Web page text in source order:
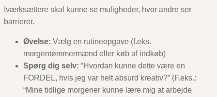
Iværksættere skal kunne se muligheder, hvor andre ser
barrierer.
Øvelse: Vælg en rutineopgave (f.eks.
morgentømmermænd eller køb af indkøb)
Spørg dig selv: “Hvordan kunne dette være en
FORDEL, hvis jeg var helt absurd kreativ?” (F.eks.:
“Mine tidlige morgener kunne lære mig at arbejde